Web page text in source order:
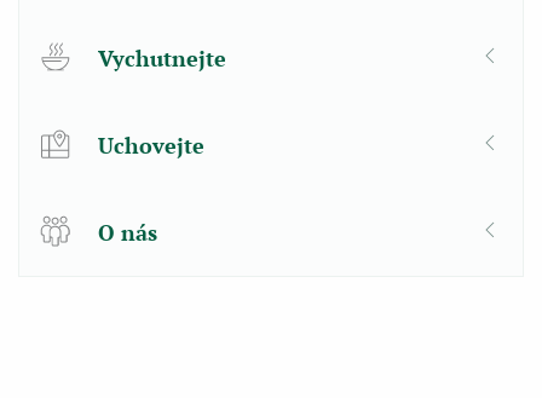
Vychutnejte
Uchovejte
O nás